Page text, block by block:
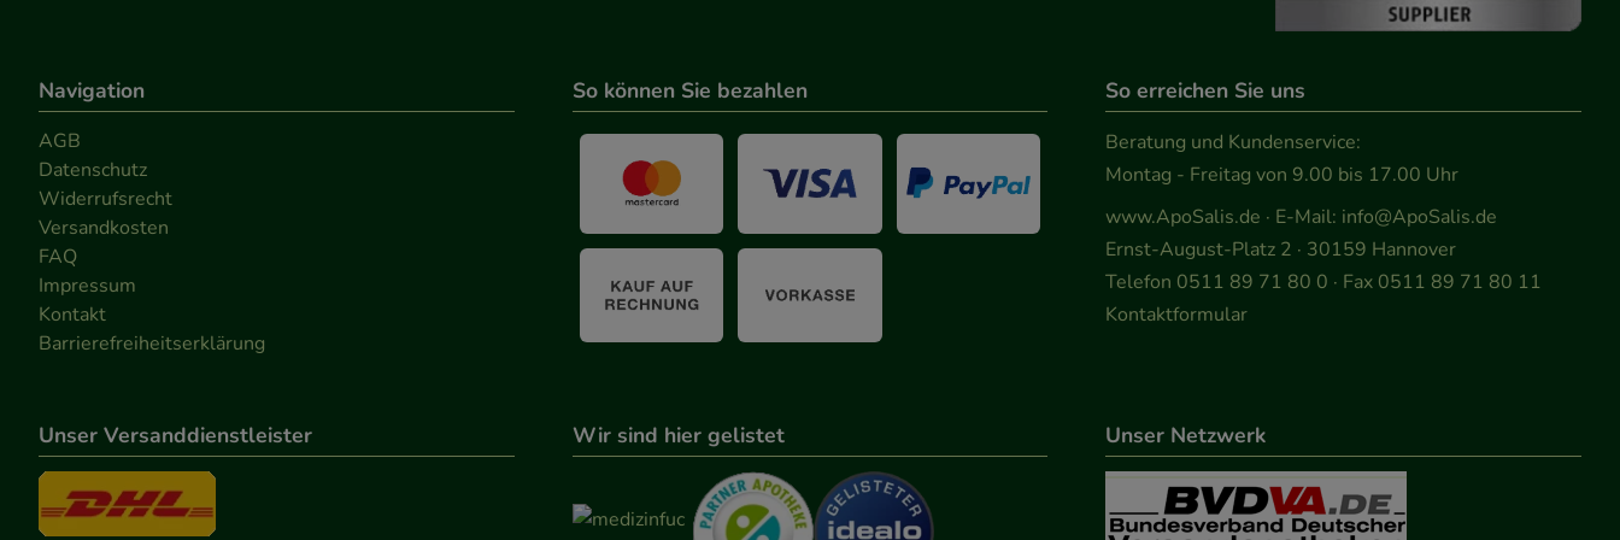
Navigation
AGB
Datenschutz
Widerrufsrecht
Versandkosten
FAQ
Impressum
Kontakt
Barrierefreiheitserklärung
So können Sie bezahlen So erreichen Sie uns
Beratung und Kundenservice:
Montag - Freitag von 9.00 bis 17.00 Uhr
www.ApoSalis.de · E-Mail: info@ApoSalis.de
Ernst-August-Platz 2 · 30159 Hannover
Telefon 0511 89 71 80 0 · Fax 0511 89 71 80 11
Kontaktformular
Unser Versanddienstleister Wir sind hier gelistet Unser Netzwerk